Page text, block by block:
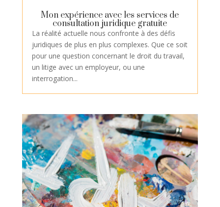
Mon expérience avec les services de
consultation juridique gratuite
La réalité actuelle nous confronte à des défis
juridiques de plus en plus complexes. Que ce soit
pour une question concernant le droit du travail,
un litige avec un employeur, ou une
interrogation...